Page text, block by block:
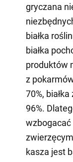
gryczana
białka
białka
produktów
z
70%,
96%.
wzbogacać
kasza jest